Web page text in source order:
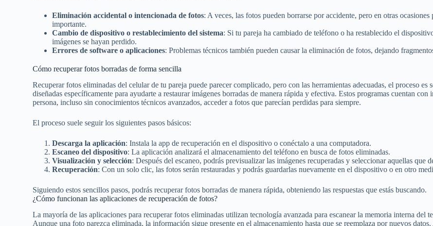
Eliminación accidental o intencionada de fotos: A veces, las fotos pueden borrarse por accidente, pero en otras
importante.
Cambio de dispositivo o restablecimiento del sistema: Si tu pareja ha cambiado de teléfono o ha restablecido el
imágenes se hayan perdido.
Errores de software o aplicaciones: Problemas técnicos también pueden causar la eliminación de fotos, dejando
Cómo recuperar fotos borradas de forma sencilla
Recuperar fotos eliminadas del celular de tu pareja puede parecer complicado, pero con las herramientas adecuadas, el proceso
diseñadas específicamente para ayudarte a restaurar imágenes borradas de manera rápida y efectiva. Estos programas cuentan
persona, incluso sin conocimientos técnicos avanzados, acceder a fotos que parecían perdidas para siempre.
El proceso suele seguir los siguientes pasos básicos:
Descarga la aplicación: Instala la app de recuperación en el dispositivo o conéctalo a una computadora.
Escaneo del dispositivo: La aplicación analizará el almacenamiento del teléfono en busca de fotos eliminadas.
Visualización y selección: Después del escaneo, podrás previsualizar las imágenes recuperadas y seleccionar aquellas que
Recuperación: Con un solo clic, las fotos serán restauradas y podrás guardarlas nuevamente en el dispositivo o en otro
Siguiendo estos sencillos pasos, podrás recuperar fotos borradas de manera rápida, obteniendo las respuestas que estás buscando.
¿Cómo funcionan las aplicaciones de recuperación de fotos?
La mayoría de las aplicaciones para recuperar fotos eliminadas utilizan tecnología avanzada para escanear la memoria interna del
Aunque una foto parezca eliminada, la información sigue presente en el almacenamiento hasta que se reemplaza por nuevos